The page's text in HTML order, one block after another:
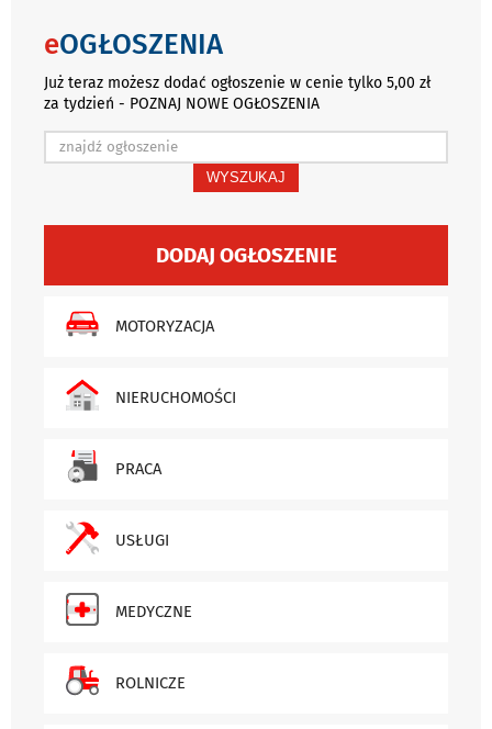
eOGŁOSZENIA
Już teraz możesz dodać ogłoszenie w cenie tylko 5,00 zł
za tydzień - POZNAJ NOWE OGŁOSZENIA
WYSZUKAJ
DODAJ OGŁOSZENIE
MOTORYZACJA
NIERUCHOMOŚCI
PRACA
USŁUGI
MEDYCZNE
ROLNICZE